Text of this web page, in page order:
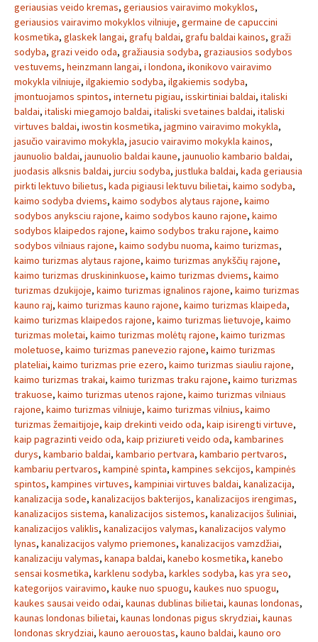
geriausias veido kremas, geriausios vairavimo mokyklos,
geriausios vairavimo mokyklos vilniuje, germaine de capuccini
kosmetika, glaskek langai, grafų baldai, grafu baldai kainos, graži
sodyba, grazi veido oda, gražiausia sodyba, graziausios sodybos
vestuvems, heinzmann langai, i londona, ikonikovo vairavimo
mokykla vilniuje, ilgakiemio sodyba, ilgakiemis sodyba,
įmontuojamos spintos, internetu pigiau, isskirtiniai baldai, italiski
baldai, italiski miegamojo baldai, italiski svetaines baldai, italiski
virtuves baldai, iwostin kosmetika, jagmino vairavimo mokykla,
jasučio vairavimo mokykla, jasucio vairavimo mokykla kainos,
jaunuolio baldai, jaunuolio baldai kaune, jaunuolio kambario baldai,
juodasis alksnis baldai, jurciu sodyba, justluka baldai, kada geriausia
pirkti lektuvo bilietus, kada pigiausi lektuvu bilietai, kaimo sodyba,
kaimo sodyba dviems, kaimo sodybos alytaus rajone, kaimo
sodybos anyksciu rajone, kaimo sodybos kauno rajone, kaimo
sodybos klaipedos rajone, kaimo sodybos traku rajone, kaimo
sodybos vilniaus rajone, kaimo sodybu nuoma, kaimo turizmas,
kaimo turizmas alytaus rajone, kaimo turizmas anykščių rajone,
kaimo turizmas druskininkuose, kaimo turizmas dviems, kaimo
turizmas dzukijoje, kaimo turizmas ignalinos rajone, kaimo turizmas
kauno raj, kaimo turizmas kauno rajone, kaimo turizmas klaipeda,
kaimo turizmas klaipedos rajone, kaimo turizmas lietuvoje, kaimo
turizmas moletai, kaimo turizmas molėtų rajone, kaimo turizmas
moletuose, kaimo turizmas panevezio rajone, kaimo turizmas
plateliai, kaimo turizmas prie ezero, kaimo turizmas siauliu rajone,
kaimo turizmas trakai, kaimo turizmas traku rajone, kaimo turizmas
trakuose, kaimo turizmas utenos rajone, kaimo turizmas vilniaus
rajone, kaimo turizmas vilniuje, kaimo turizmas vilnius, kaimo
turizmas žemaitijoje, kaip drekinti veido oda, kaip isirengti virtuve,
kaip pagrazinti veido oda, kaip priziureti veido oda, kambarines
durys, kambario baldai, kambario pertvara, kambario pertvaros,
kambariu pertvaros, kampinė spinta, kampines sekcijos, kampinės
spintos, kampines virtuves, kampiniai virtuves baldai, kanalizacija,
kanalizacija sode, kanalizacijos bakterijos, kanalizacijos irengimas,
kanalizacijos sistema, kanalizacijos sistemos, kanalizacijos šuliniai,
kanalizacijos valiklis, kanalizacijos valymas, kanalizacijos valymo
lynas, kanalizacijos valymo priemones, kanalizacijos vamzdžiai,
kanalizaciju valymas, kanapa baldai, kanebo kosmetika, kanebo
sensai kosmetika, karklenu sodyba, karkles sodyba, kas yra seo,
kategorijos vairavimo, kauke nuo spuogu, kaukes nuo spuogu,
kaukes sausai veido odai, kaunas dublinas bilietai, kaunas londonas,
kaunas londonas bilietai, kaunas londonas pigus skrydziai, kaunas
londonas skrydziai, kauno aerouostas, kauno baldai, kauno oro